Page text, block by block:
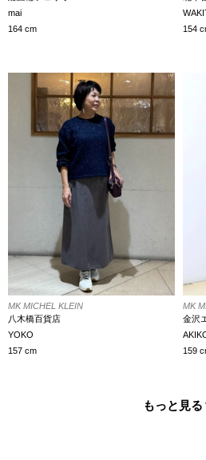
mai
164 cm
154
MK MICHEL KLEIN
八木橋百貨店
YOKO
157 cm
MK
金沢
159
もっと見る